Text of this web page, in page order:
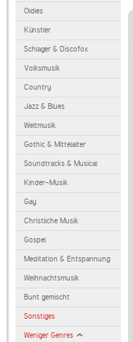
Oldies
Künstler
Schlager & Discofox
Volksmusik
Country
Jazz & Blues
Weltmusik
Gothic & Mittelalter
Soundtracks & Musical
Kinder-Musik
Gay
Christliche Musik
Gospel
Meditation & Entspannung
Weihnachtsmusik
Bunt gemischt
Sonstiges
Weniger Genres